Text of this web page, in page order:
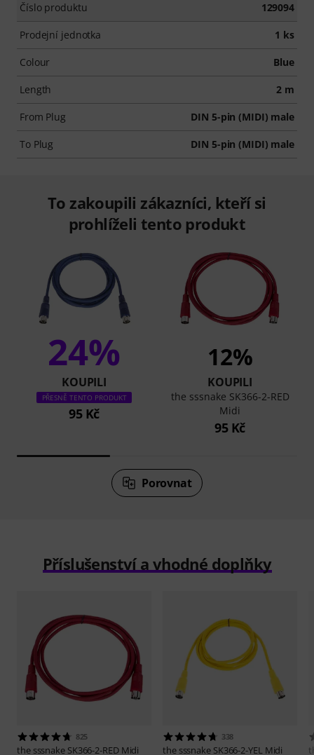
Číslo produktu 129094
Prodejní jednotka 1 ks
Colour Blue
Length 2 m
From Plug DIN 5-pin (MIDI) male
To Plug DIN 5-pin (MIDI) male
To zakoupili zákazníci, kteří si
prohlíželi tento produkt
24%
KOUPILI
PŘESNĚ TENTO PRODUKT
95 Kč
12%
KOUPILI
the sssnake SK366-2-RED
Midi
95 Kč
Porovnat
Příslušenství a vhodné doplňky
825
the sssnake SK366-2-RED Midi
338
the sssnake SK366-2-YEL Midi